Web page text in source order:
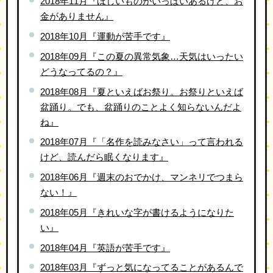
金がありません』
2018年10月『運動が苦手です』
2018年09月『この夏の異常気象…天気はいったい
どうなってるの？』
2018年08月『夏といえばお祭り。お祭りといえば
盆踊り。でも、盆踊りのことよく知らないんだよ
ね』
2018年07月『「名作を読みなさい」って言われる
けど、読んだら眠くなります』
2018年06月『週末のおでかけ、マンネリでつまら
ない！』
2018年05月『きれいな字が書けるようになりた
い』
2018年04月『英語が苦手です』
2018年03月『ずっと気になってることがあるんで